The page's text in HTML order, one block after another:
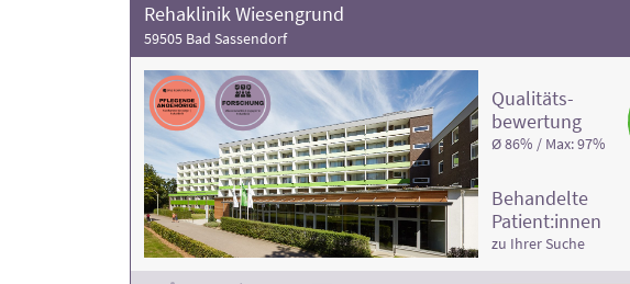
Rehaklinik Wiesengrund
59505 Bad Sassendorf
Qualitäts­
bewertung
Ø 86% / Max: 97%
Behandelte
Patient:innen
zu Ihrer Suche